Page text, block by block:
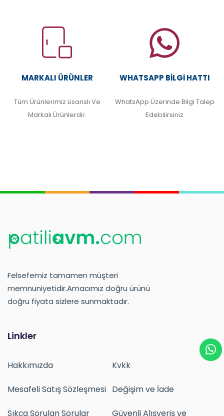
MARKALI ÜRÜNLER
Tüm Ürünlerimiz Lisanslı Ve
Markalı Ürünlerdir.
WHATSAPP BILGI HATTI
WhatsApp Üzerinde Bilgi Talep
Edebilirsiniz
Felsefemiz tamamen müşteri
memnuniyetidir.Amacımız doğru ürünü
doğru fiyata sizlere sunmaktadır.
Linkler
Hakkımızda Kvkk
Mesafeli Satış Sözleşmesi Değişim ve İade
Sıkça Sorulan Sorular Güvenli Alışveriş ve